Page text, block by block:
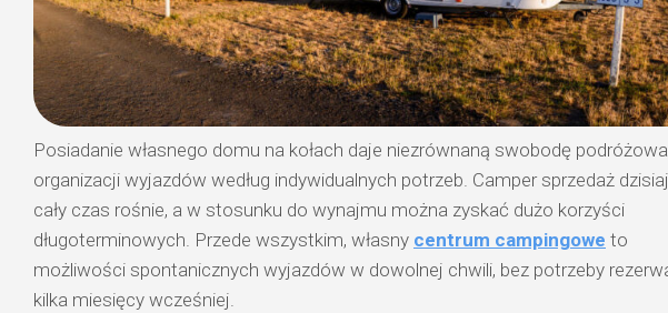
Posiadanie własnego domu na kołach daje niezrównaną swobodę
organizacji wyjazdów według indywidualnych potrzeb. Camper sprzedaż dzisiaj
cały czas rośnie, a w stosunku do wynajmu można zyskać dużo korzyści
długoterminowych. Przede wszystkim, własny centrum campingowe to
możliwości spontanicznych wyjazdów w dowolnej chwili, bez potrzeby
kilka miesięcy wcześniej.